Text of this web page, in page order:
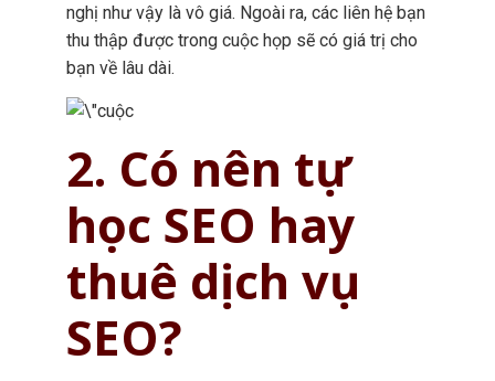
nghị như vậy là vô giá. Ngoài ra, các liên hệ bạn
thu thập được trong cuộc họp sẽ có giá trị cho
bạn về lâu dài.
2. Có nên tự
học SEO hay
thuê dịch vụ
SEO?